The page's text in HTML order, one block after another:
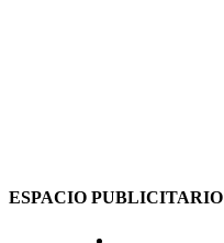
ESPACIO PUBLICITARIO